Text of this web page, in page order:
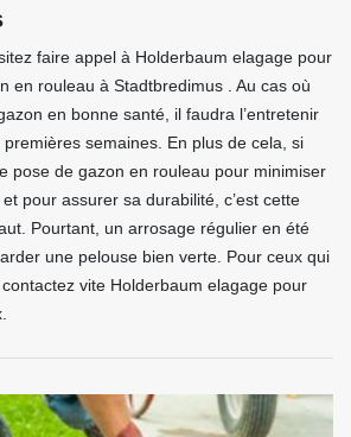
faire appel à Holderbaum elagage pour
en rouleau à Stadtbredimus . Au cas où
en bonne santé, il faudra l’entretenir
semaines. En plus de cela, si
pose de gazon en rouleau pour minimiser
pour assurer sa durabilité, c’est cette
Pourtant, un arrosage régulier en été
une pelouse bien verte. Pour ceux qui
vite Holderbaum elagage pour